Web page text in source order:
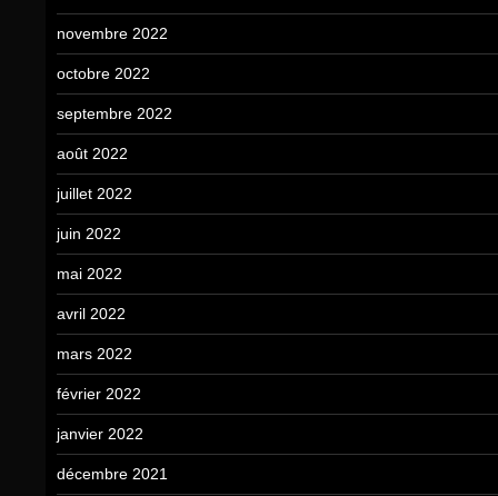
novembre 2022
octobre 2022
septembre 2022
août 2022
juillet 2022
juin 2022
mai 2022
avril 2022
mars 2022
février 2022
janvier 2022
décembre 2021